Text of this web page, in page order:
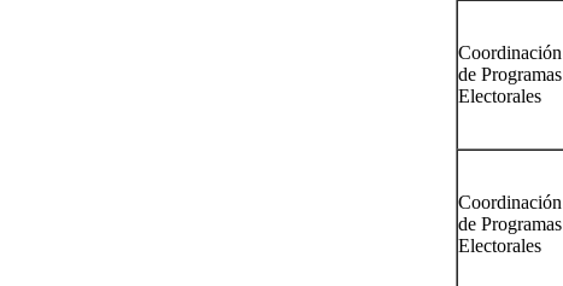
Coordinación
de Programas
Electorales
Coordinación
de Programas
Electorales